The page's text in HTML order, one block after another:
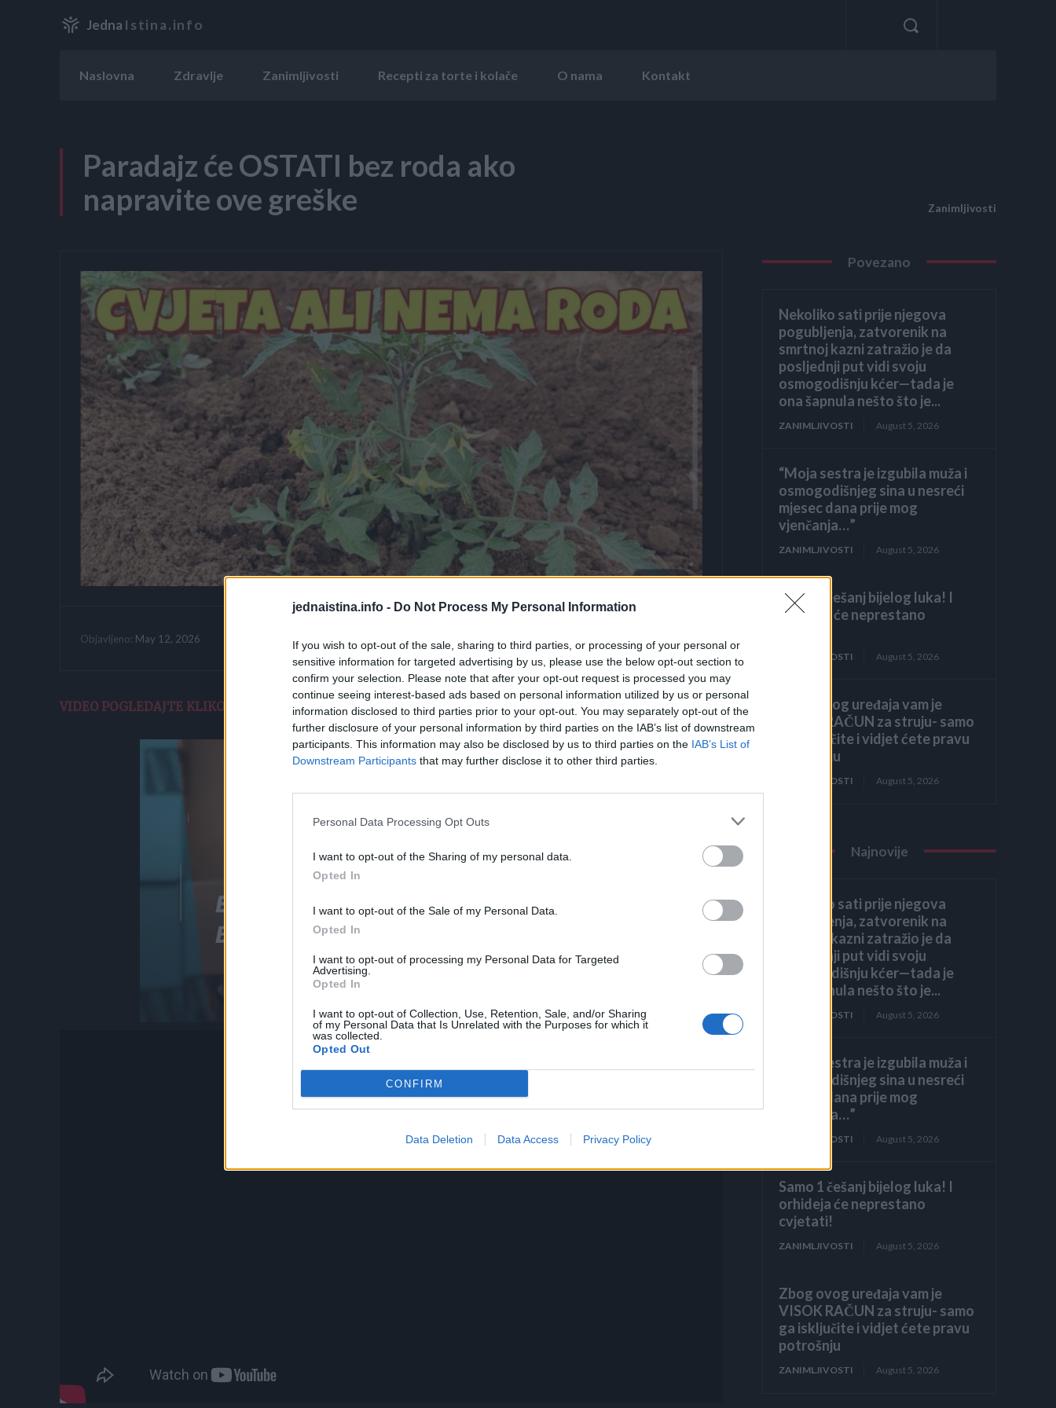
jednaistina.info - Do Not Process My Personal Information
If you wish to opt-out of the sale, sharing to third parties, or processing of your personal or
sensitive information for targeted advertising by us, please use the below opt-out section to
confirm your selection. Please note that after your opt-out request is processed you may
continue seeing interest-based ads based on personal information utilized by us or personal
information disclosed to third parties prior to your opt-out. You may separately opt-out of the
further disclosure of your personal information by third parties on the IAB’s list of downstream
participants. This information may also be disclosed by us to third parties on the IAB’s List of
Downstream Participants that may further disclose it to other third parties.
Personal Data Processing Opt Outs
I want to opt-out of the Sharing of my personal data.
Opted In
I want to opt-out of the Sale of my Personal Data.
Opted In
I want to opt-out of processing my Personal Data for Targeted
Advertising.
Opted In
I want to opt-out of Collection, Use, Retention, Sale, and/or Sharing
of my Personal Data that Is Unrelated with the Purposes for which it
was collected.
Opted Out
CONFIRM
Data Deletion Data Access Privacy Policy
Jedna Istina.info
Naslovna Zdravlje Zanimljivosti Recepti za torte i kolače O nama Kontakt
Paradajz će OSTATI bez roda ako
napravite ove greške
Zanimljivosti
Objavljeno: May 12, 2026
VIDEO POGLEDAJTE KLIKOM OVDE.
Povezano
Nekoliko sati prije njegova
pogubljenja, zatvorenik na
smrtnoj kazni zatražio je da
posljednji put vidi svoju
osmogodišnju kćer—tada je
ona šapnula nešto što je...
ZANIMLJIVOSTI August 5, 2026
“Moja sestra je izgubila muža i
osmogodišnjeg sina u nesreći
mjesec dana prije mog
vjenčanja…”
ZANIMLJIVOSTI August 5, 2026
Samo 1 češanj bijelog luka! I
orhideja će neprestano
ZANIMLJIVOSTI August 5, 2026
Zbog ovog uređaja vam je
VISOK RAČUN za struju- samo
ga isključite i vidjet ćete pravu
potrošnju
ZANIMLJIVOSTI August 5, 2026
Najnovije
Nekoliko sati prije njegova
pogubljenja, zatvorenik na
smrtnoj kazni zatražio je da
posljednji put vidi svoju
osmogodišnju kćer—tada je
ona šapnula nešto što je...
ZANIMLJIVOSTI August 5, 2026
“Moja sestra je izgubila muža i
osmogodišnjeg sina u nesreći
mjesec dana prije mog
vjenčanja…”
ZANIMLJIVOSTI August 5, 2026
Samo 1 češanj bijelog luka! I
orhideja će neprestano
cvjetati!
ZANIMLJIVOSTI August 5, 2026
Zbog ovog uređaja vam je
VISOK RAČUN za struju- samo
ga isključite i vidjet ćete pravu
potrošnju
ZANIMLJIVOSTI August 5, 2026